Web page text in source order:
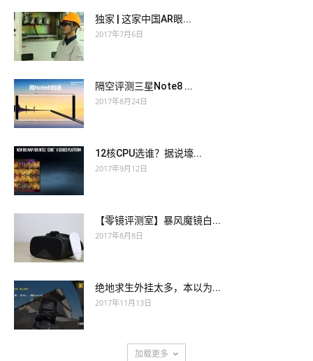
独家 | 这家中国AR眼...
2017年7月6日
隔空评测三星Note8 ...
2017年8月24日
12核CPU选谁？据说壕...
2017年9月12日
【零镜评测室】暴风魔镜白...
2017年8月8日
绝地求生外挂太多，本以为...
2017年11月13日
加载更多